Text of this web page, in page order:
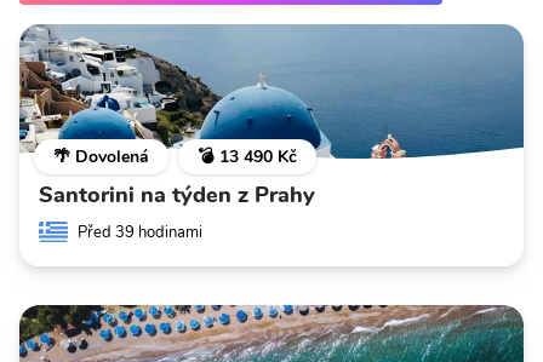
🌴 Dovolená 💣 13 490 Kč
Santorini na týden z Prahy
Před 39 hodinami